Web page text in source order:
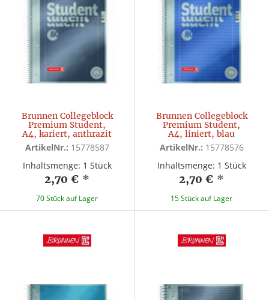
Brunnen Collegeblock
Premium Student,
A4, kariert, anthrazit
ArtikelNr.: 15778587
Inhaltsmenge: 1 Stück
2,70 € *
70 Stück auf Lager
Brunnen Collegeblock
Premium Student,
A4, liniert, blau
ArtikelNr.: 15778576
Inhaltsmenge: 1 Stück
2,70 € *
15 Stück auf Lager